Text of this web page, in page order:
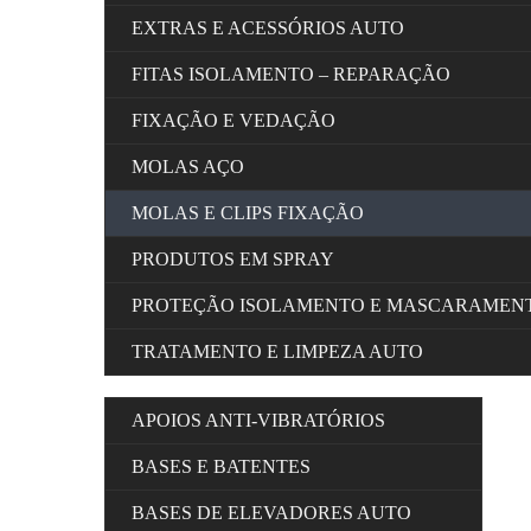
EXTRAS E ACESSÓRIOS AUTO
FITAS ISOLAMENTO – REPARAÇÃO
FIXAÇÃO E VEDAÇÃO
MOLAS AÇO
MOLAS E CLIPS FIXAÇÃO
PRODUTOS EM SPRAY
PROTEÇÃO ISOLAMENTO E
TRATAMENTO E LIMPEZA AUTO
APOIOS ANTI-VIBRATÓRIOS
BASES E BATENTES
BASES DE ELEVADORES AUTO